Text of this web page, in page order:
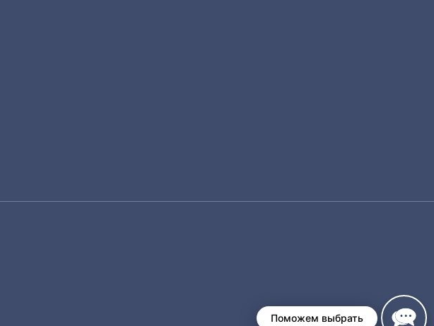
Поможем выбрать